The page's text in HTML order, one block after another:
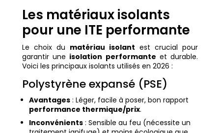
Les matériaux isolants
pour une ITE performante
Le choix du matériau isolant est crucial pour
garantir une isolation performante et durable.
Voici les principaux isolants utilisés en 2026 :
Polystyrène expansé (PSE)
Avantages: Léger, facile à poser, bon rapport
performance thermique/prix.
Inconvénients: Sensible au feu (nécessite un